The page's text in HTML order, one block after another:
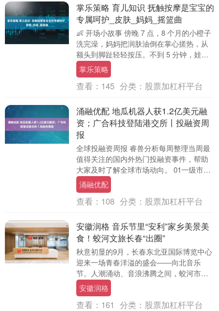
掌乐策略 育儿知识 抚触按摩是宝宝的
专属呵护_皮肤_妈妈_摇篮曲
👶 开场小故事 傍晚 7 点，8 个月的小橙子
洗完澡，妈妈把润肤油倒在掌心搓热，从
额头到脚趾轻轻按压。不到 5 分钟，娃的
睫毛开始打架，哼哼两声就秒睡。奶奶看
得....
掌乐策略
查看： 145 分类： 股票加杠杆平台
涌融优配 地瓜机器人获1.2亿美元融
资；广合科技登陆港交所丨投融资周
报
全球投融资周报 睿兽分析每周整理当周最
值得关注的国内外热门投融资事件，帮助
大家及时了解全球市场动向。 01一级市场
投融资概览 根据睿兽分析监测数据，本周
国内一级....
涌融优配
查看： 108 分类： 股票加杠杆平台
安徽润格 音乐节里“安利”家乡美景美
食！蛟河文旅长春“出圈”
秋意初显的9月，长春东北亚国际博览中心
迎来一场青春洋溢的盛会——向北音乐
节。人潮涌动、音浪沸腾之间，蛟河市文
化广播电视和旅游局的推介展位惊艳亮
相，成为音乐节里一....
安徽润格
查看： 161 分类： 股票加杠杆平台